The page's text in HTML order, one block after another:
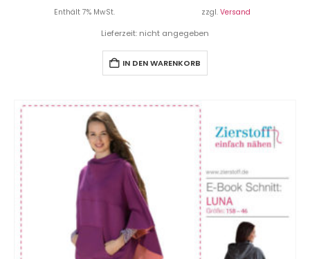
Enthält 7% MwSt. zzgl. Versand
Lieferzeit: nicht angegeben
IN DEN WARENKORB